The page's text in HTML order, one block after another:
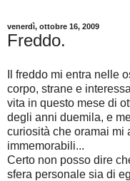
venerdì, ottobre 16, 2009
Freddo.
Il freddo mi entra nelle
corpo, strane e
vita in questo mese di
degli anni duemila, e
curiosità che oramai mi
immemorabili...
Certo non posso dire
sfera personale sia di